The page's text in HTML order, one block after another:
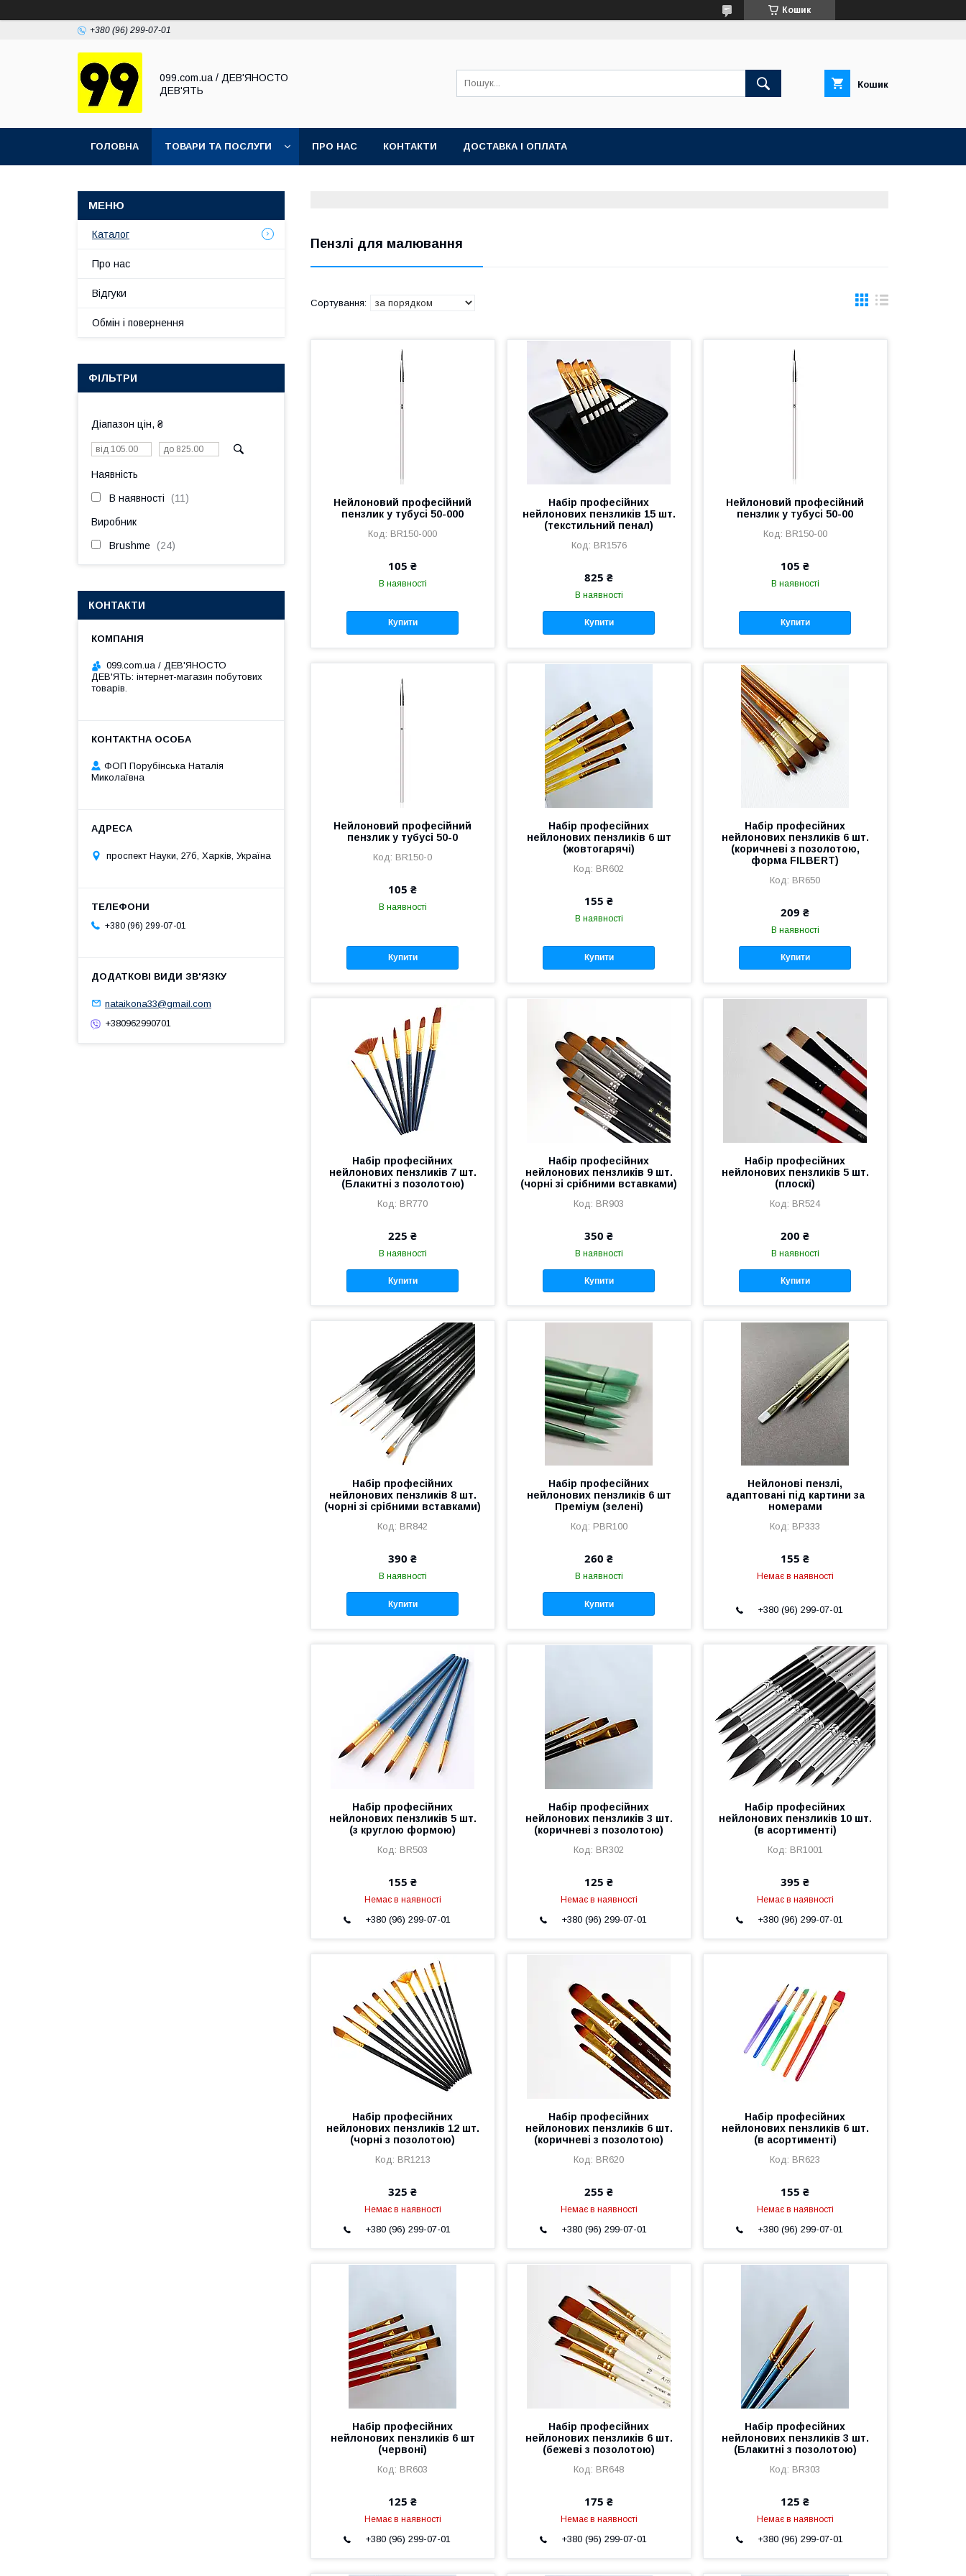
Кошик
+380 (96) 299-07-01
099.com.ua / ДЕВ'ЯНОСТО
ДЕВ'ЯТЬ
Кошик
ГОЛОВНА ТОВАРИ ТА ПОСЛУГИ ПРО НАС КОНТАКТИ ДОСТАВКА І ОПЛАТА
Пензлі для малювання
Нейлоновий професійний
пензлик у тубусі 50-000
BR150-000
105 ₴
В наявності
Купити
Набір професійних
нейлонових пензликів 15 шт.
(текстильний пенал)
BR1576
825 ₴
В наявності
Купити
Нейлоновий професійний
пензлик у тубусі 50-00
BR150-00
105 ₴
В наявності
Купити
Нейлоновий професійний
пензлик у тубусі 50-0
BR150-0
105 ₴
В наявності
Купити
Набір професійних
нейлонових пензликів 6 шт
(жовтогарячі)
BR602
155 ₴
В наявності
Купити
Набір професійних
нейлонових пензликів 6 шт.
(коричневі з позолотою,
форма FILBERT)
BR650
209 ₴
В наявності
Купити
Набір професійних
нейлонових пензликів 7 шт.
(Блакитні з позолотою)
BR770
225 ₴
В наявності
Купити
Набір професійних
нейлонових пензликів 9 шт.
(чорні зі срібними вставками)
BR903
350 ₴
В наявності
Купити
Набір професійних
нейлонових пензликів 5 шт.
(плоскі)
BR524
200 ₴
В наявності
Купити
Набір професійних
нейлонових пензликів 8 шт.
(чорні зі срібними вставками)
BR842
390 ₴
В наявності
Купити
Набір професійних
нейлонових пензликів 6 шт
Преміум (зелені)
PBR100
260 ₴
В наявності
Купити
Нейлонові пензлі,
адаптовані під картини за
номерами
BP333
155 ₴
Немає в наявності
+380 (96) 299-07-01
Набір професійних
нейлонових пензликів 5 шт.
(з круглою формою)
BR503
155 ₴
Немає в наявності
+380 (96) 299-07-01
Набір професійних
нейлонових пензликів 3 шт.
(коричневі з позолотою)
BR302
125 ₴
Немає в наявності
+380 (96) 299-07-01
Набір професійних
нейлонових пензликів 10 шт.
(в асортименті)
BR1001
395 ₴
Немає в наявності
+380 (96) 299-07-01
Набір професійних
нейлонових пензликів 12 шт.
(чорні з позолотою)
BR1213
325 ₴
Немає в наявності
+380 (96) 299-07-01
Набір професійних
нейлонових пензликів 6 шт.
(коричневі з позолотою)
BR620
255 ₴
Немає в наявності
+380 (96) 299-07-01
Набір професійних
нейлонових пензликів 6 шт.
(в асортименті)
BR623
155 ₴
Немає в наявності
+380 (96) 299-07-01
Набір професійних
нейлонових пензликів 6 шт
(червоні)
BR603
125 ₴
Немає в наявності
+380 (96) 299-07-01
Набір професійних
нейлонових пензликів 6 шт.
(бежеві з позолотою)
BR648
175 ₴
Немає в наявності
+380 (96) 299-07-01
Набір професійних
нейлонових пензликів 3 шт.
(Блакитні з позолотою)
BR303
125 ₴
Немає в наявності
+380 (96) 299-07-01
Каталог
Про нас
Відгуки
Обмін і повернення
ФІЛЬТРИ
Діапазон цін, ₴
Наявність
В наявності 11
Виробник
Brushme 24
КОНТАКТИ
099.com.ua / ДЕВ'ЯНОСТО
ДЕВ'ЯТЬ: інтернет-магазин побутових
товарів.
ФОП Порубінська Наталія
Миколаївна
проспект Науки, 27б, Харків, Україна
+380 (96) 299-07-01
nataikona33@gmail.com
+380962990701